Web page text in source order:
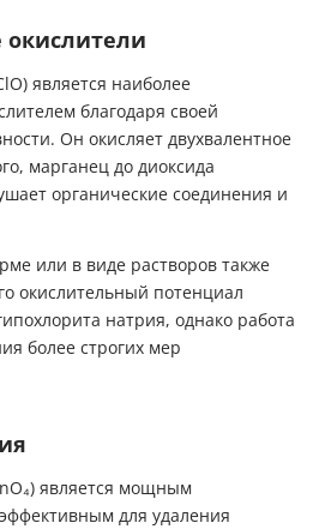
является наиболее
благодаря своей
Он окисляет двухвалентное
марганец до диоксида
органические соединения и
или в виде растворов также
окислительный потенциал
натрия, однако работа
более строгих мер
является мощным
для удаления